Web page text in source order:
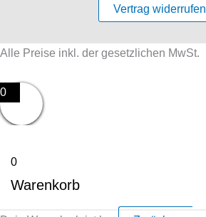
Vertrag widerrufen
Alle Preise inkl. der gesetzlichen MwSt.
0
0
Warenkorb